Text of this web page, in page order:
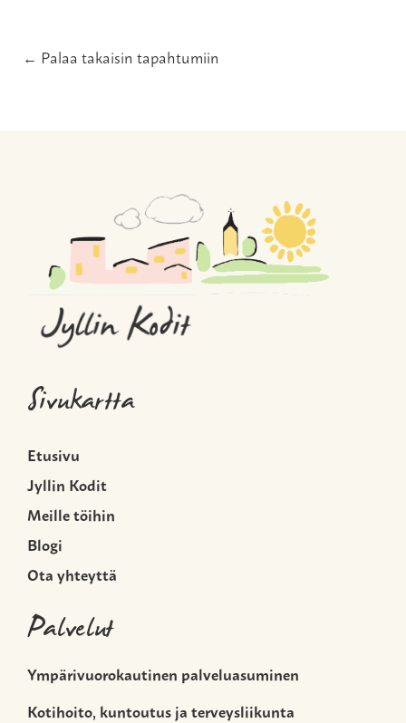
← Palaa takaisin tapahtumiin
Sivukartta
Etusivu
Jyllin Kodit
Meille töihin
Blogi
Ota yhteyttä
Palvelut
Ympärivuorokautinen palveluasuminen
Kotihoito, kuntoutus ja terveysliikunta